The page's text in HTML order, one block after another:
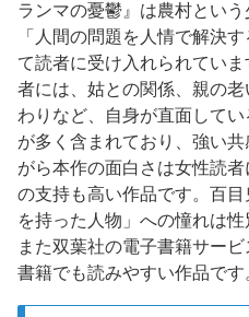
ランマの憂鬱』は農村という
「人間の問題を人情で解決
て読者に受け入れられてい
者には、姑との関係、親の
わりなど、自身が直面して
が多く含まれており、強い
がら本作の面白さは女性読
の支持も高い作品です。百
を持った人物」への憧れは
また双葉社の電子書籍サー
書籍でも読みやすい作品です